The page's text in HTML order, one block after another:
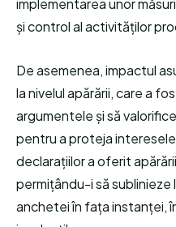
implementarea unor
și control al activităților
De asemenea, impactul
la nivelul apărării, care a
argumentele și să
pentru a proteja
declarațiilor a oferit
permițându-i să
anchetei în fața instanței,